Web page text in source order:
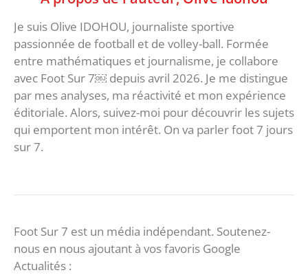
Je suis Olive IDOHOU, journaliste sportive
passionnée de football et de volley-ball. Formée
entre mathématiques et journalisme, je collabore
avec Foot Sur 7￼ depuis avril 2026. Je me distingue
par mes analyses, ma réactivité et mon expérience
éditoriale. Alors, suivez-moi pour découvrir les sujets
qui emportent mon intérêt. On va parler foot 7 jours
sur 7.
Foot Sur 7 est un média indépendant. Soutenez-
nous en nous ajoutant à vos favoris Google
Actualités :